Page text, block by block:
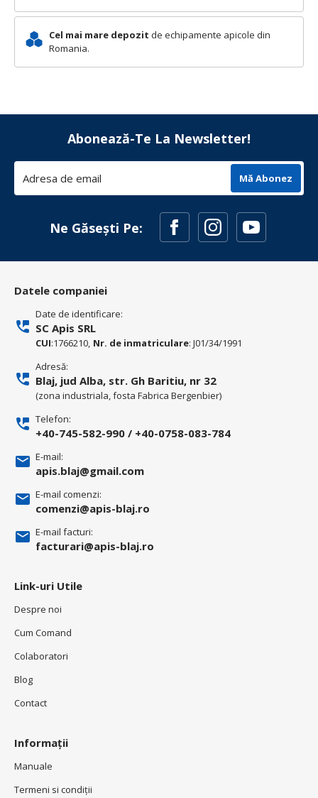
Cel mai mare depozit de echipamente apicole din
Romania.
Abonează-Te La Newsletter!
Mă Abonez
Ne Găsești Pe:
Datele companiei
Date de identificare:
SC Apis SRL
CUI:1766210, Nr. de inmatriculare: J01/34/1991
Adresă:
Blaj, jud Alba, str. Gh Baritiu, nr 32
(zona industriala, fosta Fabrica Bergenbier)
Telefon:
+40-745-582-990 / +40-0758-083-784
E-mail:
apis.blaj@gmail.com
E-mail comenzi:
comenzi@apis-blaj.ro
E-mail facturi:
facturari@apis-blaj.ro
Link-uri Utile
Despre noi
Cum Comand
Colaboratori
Blog
Contact
Informații
Manuale
Termeni si condiţii